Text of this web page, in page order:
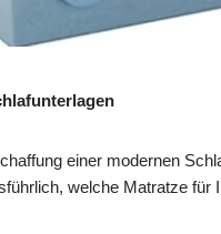
einer modernen
welche Matratze für